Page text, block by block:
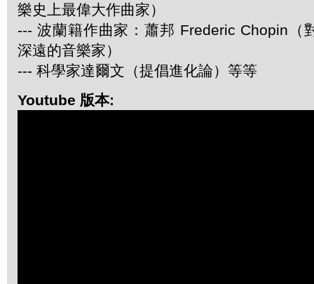
樂史上最偉大作曲家）
--- 波蘭籍作曲家：蕭邦 Frederic Chopin（
深遠的音樂家）
--- 科學家達爾文（提倡進化論）等等
Youtube 版本: